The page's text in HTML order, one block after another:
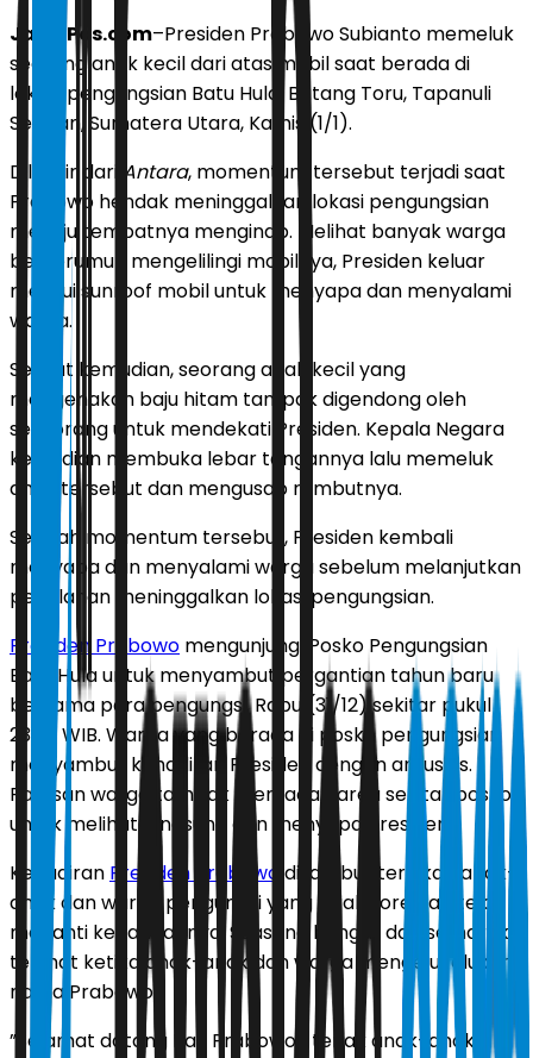
JawaPos.com–Presiden Prabowo Subianto memeluk
seorang anak kecil dari atas mobil saat berada di
lokasi pengungsian Batu Hula, Batang Toru, Tapanuli
Selatan, Sumatera Utara, Kamis (1/1).
Dilansir dari Antara, momentum tersebut terjadi saat
Prabowo hendak meninggalkan lokasi pengungsian
menuju tempatnya menginap. Melihat banyak warga
berkerumun mengelilingi mobilnya, Presiden keluar
melalui sunroof mobil untuk menyapa dan menyalami
warga.
Sesaat kemudian, seorang anak kecil yang
mengenakan baju hitam tampak digendong oleh
seseorang untuk mendekati Presiden. Kepala Negara
kemudian membuka lebar tangannya lalu memeluk
anak tersebut dan mengusap rambutnya.
Setelah momentum tersebut, Presiden kembali
menyapa dan menyalami warga sebelum melanjutkan
perjalanan meninggalkan lokasi pengungsian.
Presiden Prabowo mengunjungi Posko Pengungsian
Batu Hula untuk menyambut pergantian tahun baru
bersama para pengungsi, Rabu (31/12) sekitar pukul
23.30 WIB. Warga yang berada di posko pengungsian
menyambut kehadiran Presiden dengan antusias.
Ratusan warga tampak memadati area sekitar posko
untuk melihat langsung dan menyapa Presiden.
Kehadiran Presiden Prabowo disambut teriakan anak-
anak dan warga pengungsi yang sejak sore hari telah
menanti kehadirannya. Suasana hangat dan semarak
terlihat ketika anak-anak dan warga mengelu-elukan
nama Prabowo.
”Selamat datang Pak Prabowo,” teriak anak-anak